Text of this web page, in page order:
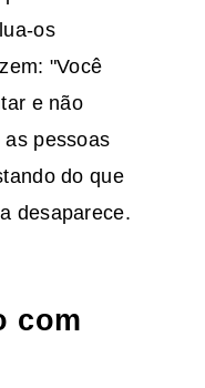
os
"Você
e não
pessoas
do que
desaparece.
com